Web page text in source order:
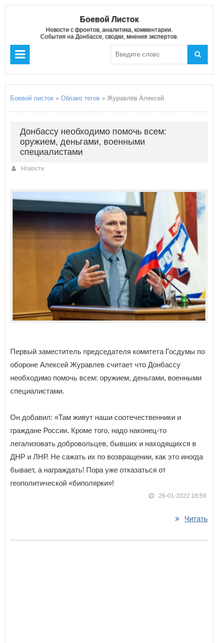
Боевой Листок
Новости с фронтов, аналитика, комментарии.
События на Донбассе, сводки, мнения экспертов.
Боевой листок » Облако тегов » Журавлёв Алексей
Донбассу необходимо помочь всем:
оружием, деньгами, военными
специалистами
Новости
Первый заместитель председателя комитета Госдумы по
обороне Алексей Журавлев считает что Донбассу
необходимо помочь всем: оружием, деньгами, военными
специалистами.
Он добавил: «Там живут наши соотечественники и
граждане России. Кроме того, надо наконец-то
легализовать добровольцев, бывших и находящихся в
ДНР и ЛНР. Не сажать их по возвращении, как это иногда
бывает, а награждать! Пора уже отказаться от
геополитической «биполярки»!
26-01-2022 18:59
Читать